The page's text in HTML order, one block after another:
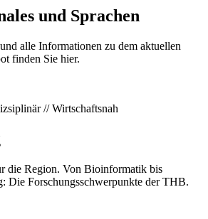
und Sprachen
alle Informationen zu dem aktuellen
finden Sie hier.
// Wirtschaftsnah
die Region. Von Bioinformatik bis
Die Forschungsschwerpunkte der THB.